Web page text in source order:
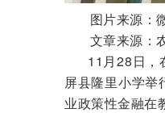
图片来源：
文章来源：
11月28日，
屏县隆里小学举
业政策性金融在